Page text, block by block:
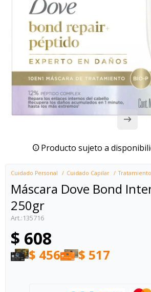
Producto sujeto a
Cuidado Personal Cuidado Capilar
Máscara Dove Bond
250gr
135716
$ 608
$ 456 $ 517